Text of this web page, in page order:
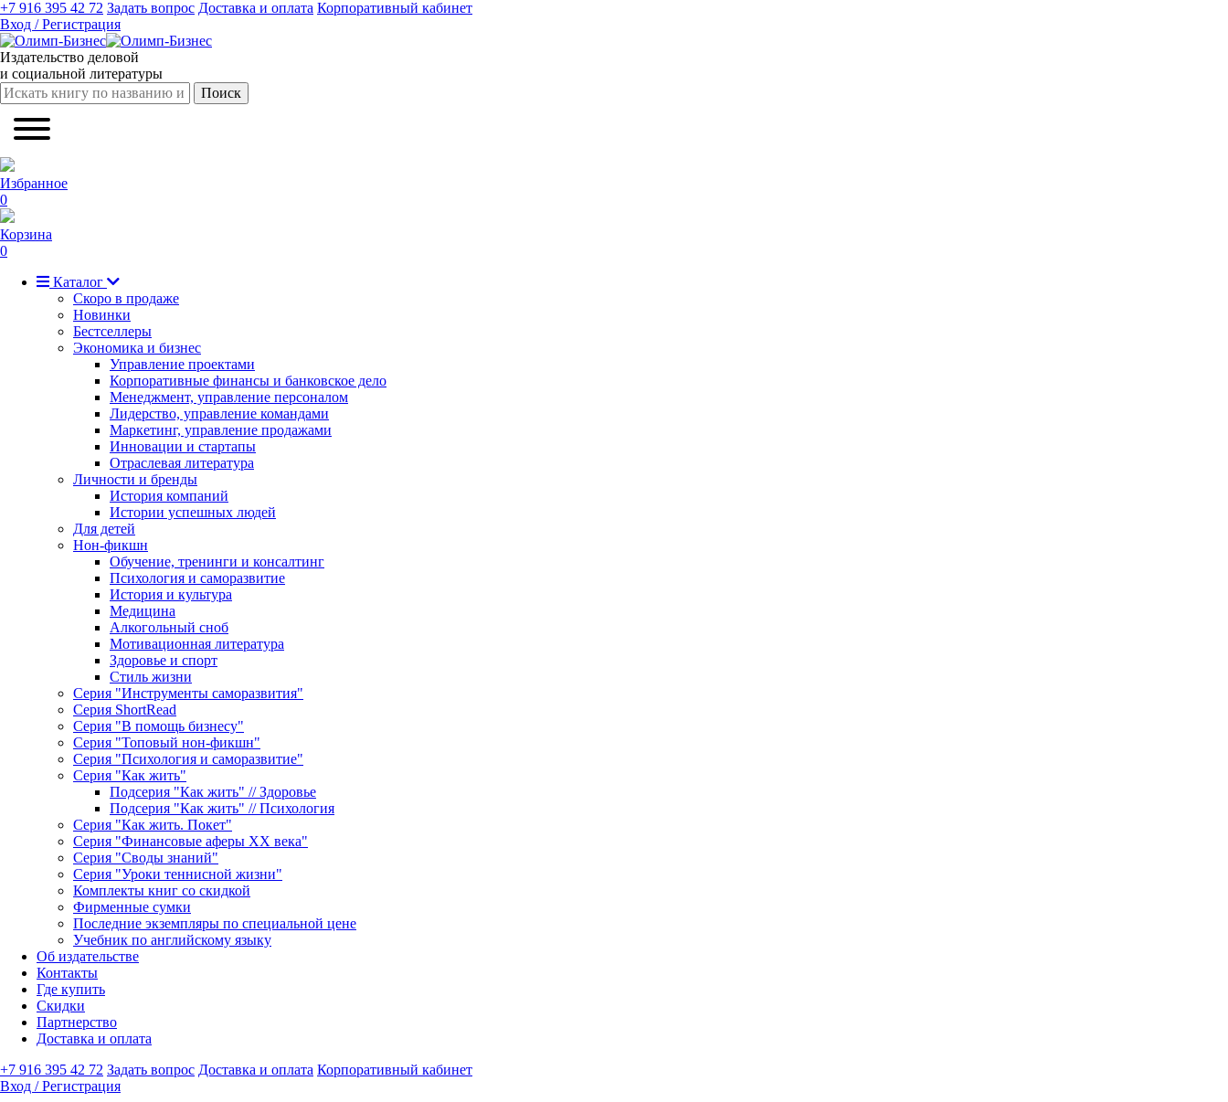
+7 916 395 42 72 Задать вопрос Доставка и оплата Корпоративный кабинет
Вход / Регистрация
Издательство деловой
и социальной литературы
Поиск
Избранное
0
Корзина
0
Каталог
Скоро в продаже
Новинки
Бестселлеры
Экономика и бизнес
Управление проектами
Корпоративные финансы и банковское дело
Менеджмент, управление персоналом
Лидерство, управление командами
Маркетинг, управление продажами
Инновации и стартапы
Отраслевая литература
Личности и бренды
История компаний
Истории успешных людей
Для детей
Нон-фикшн
Обучение, тренинги и консалтинг
Психология и саморазвитие
История и культура
Медицина
Алкогольный сноб
Мотивационная литература
Здоровье и спорт
Стиль жизни
Серия "Инструменты саморазвития"
Серия ShortRead
Серия "В помощь бизнесу"
Серия "Топовый нон-фикшн"
Серия "Психология и саморазвитие"
Серия "Как жить"
Подсерия "Как жить" // Здоровье
Подсерия "Как жить" // Психология
Серия "Как жить. Покет"
Серия "Финансовые аферы XX века"
Серия "Своды знаний"
Серия "Уроки теннисной жизни"
Комплекты книг со скидкой
Фирменные сумки
Последние экземпляры по специальной цене
Учебник по английскому языку
Об издательстве
Контакты
Где купить
Скидки
Партнерство
Доставка и оплата
+7 916 395 42 72 Задать вопрос Доставка и оплата Корпоративный кабинет
Вход / Регистрация